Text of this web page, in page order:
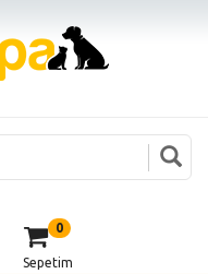
0
Sepetim